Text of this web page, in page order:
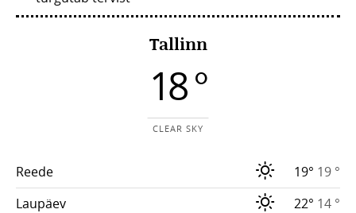
Tallinn
18 °
CLEAR SKY
Reede 19° 19 °
Laupäev
22° 14 °